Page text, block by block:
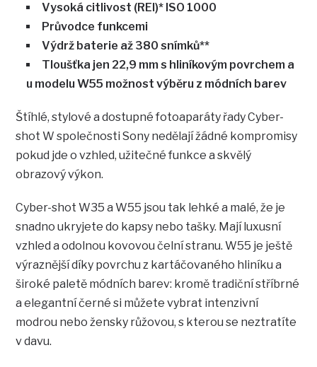
Vysoká citlivost (REI)* ISO 1000
Průvodce funkcemi
Výdrž baterie až 380 snímků**
Tloušťka jen 22,9 mm s hliníkovým povrchem a
u modelu W55 možnost výběru z módních barev
Štíhlé, stylové a dostupné fotoaparáty řady Cyber-
shot W společnosti Sony nedělají žádné kompromisy
pokud jde o vzhled, užitečné funkce a skvělý
obrazový výkon.
Cyber-shot W35 a W55 jsou tak lehké a malé, že je
snadno ukryjete do kapsy nebo tašky. Mají luxusní
vzhled a odolnou kovovou čelní stranu. W55 je ještě
výraznější díky povrchu z kartáčovaného hliníku a
široké paletě módních barev: kromě tradiční stříbrné
a elegantní černé si můžete vybrat intenzivní
modrou nebo žensky růžovou, s kterou se neztratíte
v davu.